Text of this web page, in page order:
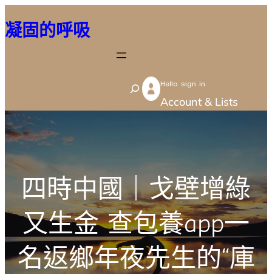
至
容
凝固的呼吸
S
e
Hello sign in
Account & Lists
四時中國｜戈壁增綠
又生金 查包養app一
名返鄉年夜先生的“庫